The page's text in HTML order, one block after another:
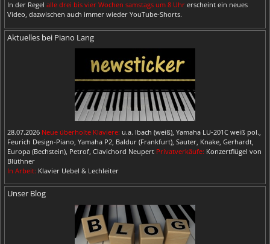
In der Regel alle drei bis vier Wochen samstags um 8 Uhr erscheint ein neues
Video, dazwischen auch immer wieder YouTube-Shorts.
Aktuelles bei Piano Lang
28.07.2026 Neue überholte Klaviere: u.a. Ibach (weiß), Yamaha LU-201C weiß pol.,
Feurich Design-Piano, Yamaha P2, Baldur (Frankfurt), Sauter, Knake, Gerhardt,
Europa (Bechstein), Petrof, Clavichord Neupert Privatverkäufe: Konzertflügel von
Blüthner
In Arbeit: Klavier Uebel & Lechleiter
Unser Blog